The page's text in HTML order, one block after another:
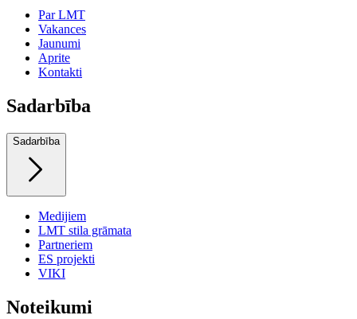
Par LMT
Vakances
Jaunumi
Aprite
Kontakti
Sadarbība
Sadarbība
Medijiem
LMT stila grāmata
Partneriem
ES projekti
VIKI
Noteikumi